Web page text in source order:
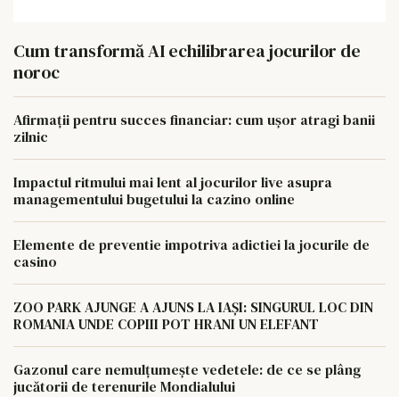
Cum transformă AI echilibrarea jocurilor de
noroc
Afirmații pentru succes financiar: cum ușor atragi banii
zilnic
Impactul ritmului mai lent al jocurilor live asupra
managementului bugetului la cazino online
Elemente de preventie impotriva adictiei la jocurile de
casino
ZOO PARK AJUNGE A AJUNS LA IAȘI: SINGURUL LOC DIN
ROMANIA UNDE COPIII POT HRANI UN ELEFANT
Gazonul care nemulțumește vedetele: de ce se plâng
jucătorii de terenurile Mondialului